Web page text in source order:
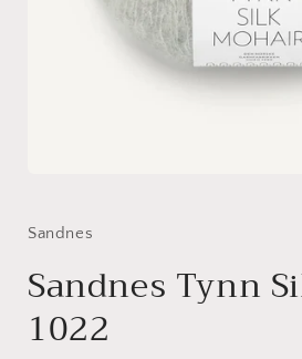
Modal
Sandnes
Sandnes Tynn
1022